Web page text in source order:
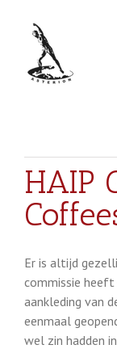
HAIP
Er is altijd
commissie
aankleding van
eenmaal
wel zin hadden